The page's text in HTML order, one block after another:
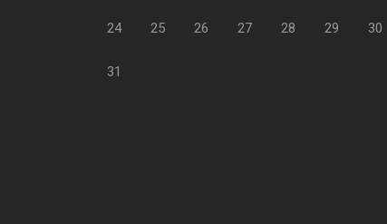
24 25 26 27 28 29 30
31